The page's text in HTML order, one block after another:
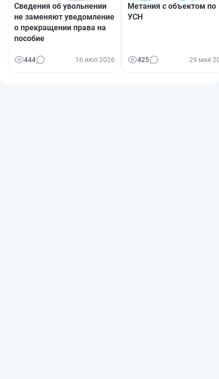
Сведения об увольнении
не заменяют уведомление
о прекращении права на
пособие
444 16 июл 2026
Метания с объектом по
УСН
425 29 мая